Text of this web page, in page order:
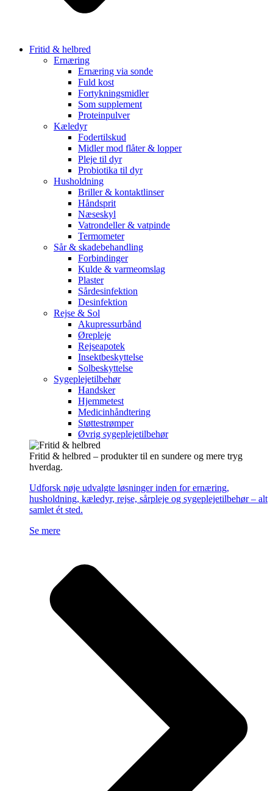
Fritid & helbred
Ernæring
Ernæring via sonde
Fuld kost
Fortykningsmidler
Som supplement
Proteinpulver
Kæledyr
Fodertilskud
Midler mod flåter & lopper
Pleje til dyr
Probiotika til dyr
Husholdning
Briller & kontaktlinser
Håndsprit
Næseskyl
Vatrondeller & vatpinde
Termometer
Sår & skadebehandling
Forbindinger
Kulde & varmeomslag
Plaster
Sårdesinfektion
Desinfektion
Rejse & Sol
Akupressurbånd
Ørepleje
Rejseapotek
Insektbeskyttelse
Solbeskyttelse
Sygeplejetilbehør
Handsker
Hjemmetest
Medicinhåndtering
Støttestrømper
Øvrig sygeplejetilbehør
Fritid & helbred – produkter til en sundere og mere tryg
hverdag.
Udforsk nøje udvalgte løsninger inden for ernæring,
husholdning, kæledyr, rejse, sårpleje og sygeplejetilbehør – alt
samlet ét sted.
Se mere